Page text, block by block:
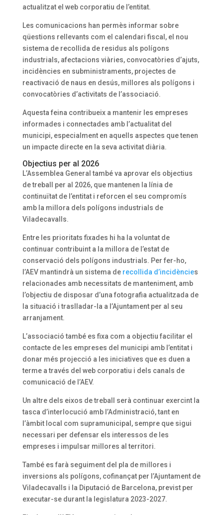
actualitzat el web corporatiu de l’entitat.
Les comunicacions han permès informar sobre
qüestions rellevants com el calendari fiscal, el nou
sistema de recollida de residus als polígons
industrials, afectacions viàries, convocatòries d’ajuts,
incidències en subministraments, projectes de
reactivació de naus en desús, millores als polígons i
convocatòries d’activitats de l’associació.
Aquesta feina contribueix a mantenir les empreses
informades i connectades amb l’actualitat del
municipi, especialment en aquells aspectes que tenen
un impacte directe en la seva activitat diària.
Objectius per al 2026
L’Assemblea General també va aprovar els objectius
de treball per al 2026, que mantenen la línia de
continuïtat de l’entitat i reforcen el seu compromís
amb la millora dels polígons industrials de
Viladecavalls.
Entre les prioritats fixades hi ha la voluntat de
continuar contribuint a la millora de l’estat de
conservació dels polígons industrials. Per fer-ho,
l’AEV mantindrà un sistema derecollida d’incidències
relacionades amb necessitats de manteniment, amb
l’objectiu de disposar d’una fotografia actualitzada de
la situació i traslladar-la a l’Ajuntament per al seu
arranjament.
L’associació també es fixa com a objectiu facilitar el
contacte de les empreses del municipi amb l’entitat i
donar més projecció a les iniciatives que es duen a
terme a través del web corporatiu i dels canals de
comunicació de l’AEV.
Un altre dels eixos de treball serà continuar exercint la
tasca d’interlocució amb l’Administració, tant en
l’àmbit local com supramunicipal, sempre que sigui
necessari per defensar els interessos de les
empreses i impulsar millores al territori.
També es farà seguiment del pla de millores i
inversions als polígons, cofinançat per l’Ajuntament de
Viladecavalls i la Diputació de Barcelona, previst per
executar-se durant la legislatura 2023-2027.